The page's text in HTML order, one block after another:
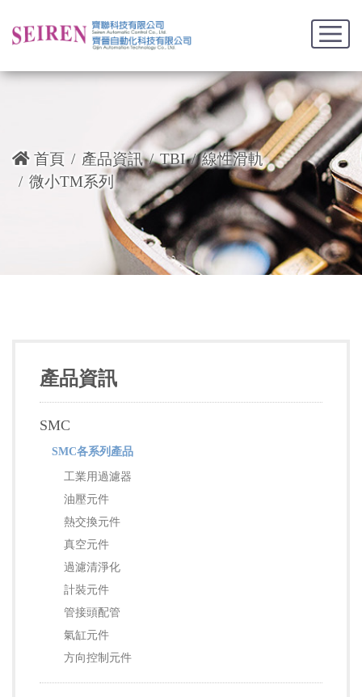
首頁 產品資訊 TBI
線性滑軌
微小TM系列
產品資訊
SMC
SMC各系列產品
工業用過濾器
油壓元件
熱交換元件
真空元件
過濾清淨化
計裝元件
管接頭配管
氣缸元件
方向控制元件